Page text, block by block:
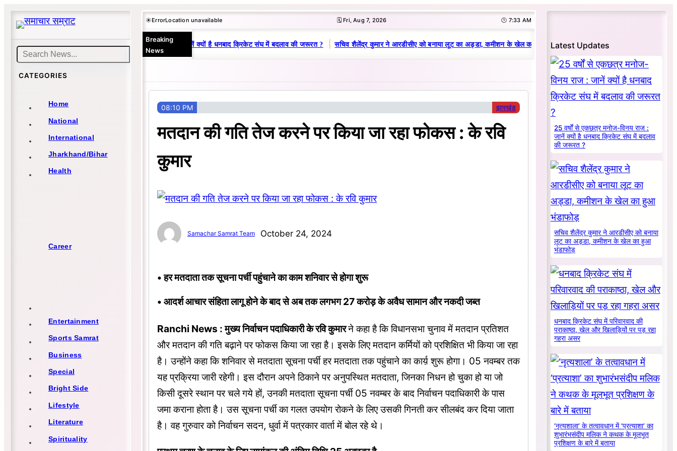
Skip
content
Search
CATEGORIES
Home
National
International
Jharkhand/Bihar
Health
Career
Entertainment
Sports Samrat
Business
Special
Bright Side
Lifestyle
Literature
Spirituality
☀️ErrorLocation unavailable 🗓️ Fri, Aug 7, 2026 🕒 7:33 AM
Breaking
News
25 वर्षों से एकछत्र मनोज-विनय राज : जानें क्यों है धनबाद क्रिकेट संघ में बदलाव की जरूरत ? | सचिव शैलेंद्र कुमार ने आरडीसीए को बनाया लूट का अड्डा, कमीशन के खेल का हुआ भंडाफोड़ | धनबाद क्रिकेट संघ में परिवारवाद की
08:10 PM झारखंड
मतदान की गति तेज करने पर किया जा रहा फोकस : के रवि
कुमार
Samachar Samrat Team October 24, 2024
• हर मतदाता तक सूचना पर्ची पहुंचाने का काम शनिवार से होगा शुरू
• आदर्श आचार संहिता लागू होने के बाद से अब तक लगभग 27 करोड़ के अवैध सामान और नकदी जब्त
Ranchi News : मुख्य निर्वाचन पदाधिकारी के रवि कुमारने कहा है कि विधानसभा चुनाव में मतदान प्रतिशत
और मतदान की गति बढ़ाने पर फोकस किया जा रहा है। इसके लिए मतदान कर्मियों को प्रशिक्षित भी किया जा रहा
है। उन्होंने कहा कि शनिवार से मतदाता सूचना पर्ची हर मतदाता तक पहुंचाने का कार्य़ शुरू होगा। 05 नवम्बर तक
यह प्रक्रिया जारी रहेगी। इस दौरान अपने ठिकाने पर अनुपस्थित मतदाता, जिनका निधन हो चुका हो या जो
किसी दूसरे स्थान पर चले गये हों, उनकी मतदाता सूचना पर्ची 05 नवम्बर के बाद निर्वाचन पदाधिकारी के पास
जमा कराना होता है। उस सूचना पर्ची का गलत उपयोग रोकने के लिए उसकी गिनती कर सीलबंद कर दिया जाता
है। वह गुरुवार को निर्वाचन सदन, धुर्वा में पत्रकार वार्ता में बोल रहे थे।
Latest Updates
25 वर्षों से एकछत्र मनोज-विनय राज :
जानें क्यों है धनबाद क्रिकेट संघ में बदलाव
की जरूरत ?
सचिव शैलेंद्र कुमार ने आरडीसीए को बनाया
लूट का अड्डा, कमीशन के खेल का हुआ
भंडाफोड़
धनबाद क्रिकेट संघ में परिवारवाद की
पराकाष्ठा, खेल और खिलाड़ियों पर पड़ रहा
गहरा असर
‘नृत्यशाला’ के तत्वावधान में ‘प्रत्याशा’ का
शुभारंभसंदीप मलिक ने कथक के मूलभूत
प्रशिक्षण के बारे में बताया